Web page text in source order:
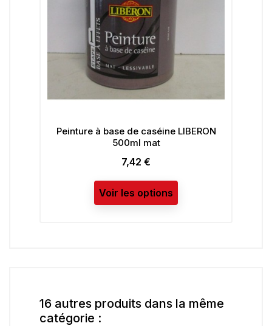
Peinture à base de caséine LIBERON
500ml mat
Voir les options
16 autres produits dans la même
catégorie :